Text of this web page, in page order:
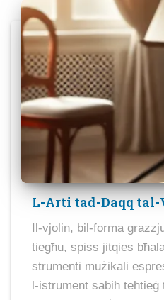
L-Arti tad-Daqq
Il-vjolin, bil-forma
tiegħu, spiss jitqies
strumenti mużikali
l-istrument sabiħ